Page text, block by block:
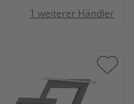
1 weiterer Händler